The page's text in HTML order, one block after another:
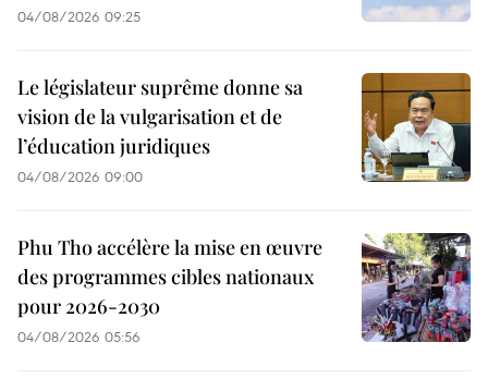
04/08/2026 09:25
Le législateur suprême donne sa
vision de la vulgarisation et de
l’éducation juridiques
04/08/2026 09:00
Phu Tho accélère la mise en œuvre
des programmes cibles nationaux
pour 2026-2030
04/08/2026 05:56